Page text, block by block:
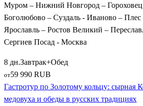
Муром – Нижний Новгород –
Боголюбово – Суздаль - Иваново – Плес
Ярославль – Ростов Великий –
Сергиев Посад - Москва
8 дн.Завтрак+Обед
от59 990 RUB
Гастротур по Золотому кольцу: сырная
медовуха и обеды в русских традициях